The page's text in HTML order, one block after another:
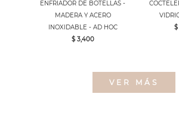
ENFRIADOR DE BOTELLAS -
MADERA Y ACERO
INOXIDABLE - AD HOC
$ 3,400
$
VER MÁS